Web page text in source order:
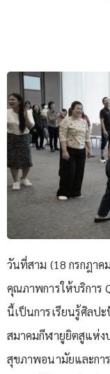
วันที่สาม (18 กรกฎาค
คุณภาพการให้บริการ
นี้เป็นการเรียนรู้ศิลป
สมาคมกีฬายูยิตสูแห่ง
สุขภาพอนามัยและกา